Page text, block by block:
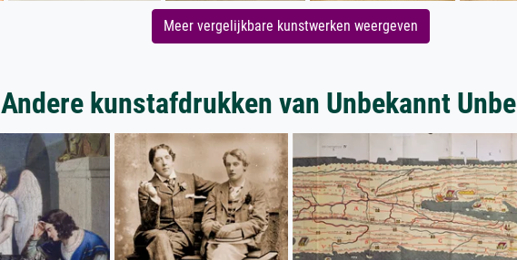
Meer vergelijkbare kunstwerken weergeven
Andere kunstafdrukken van Unbekannt